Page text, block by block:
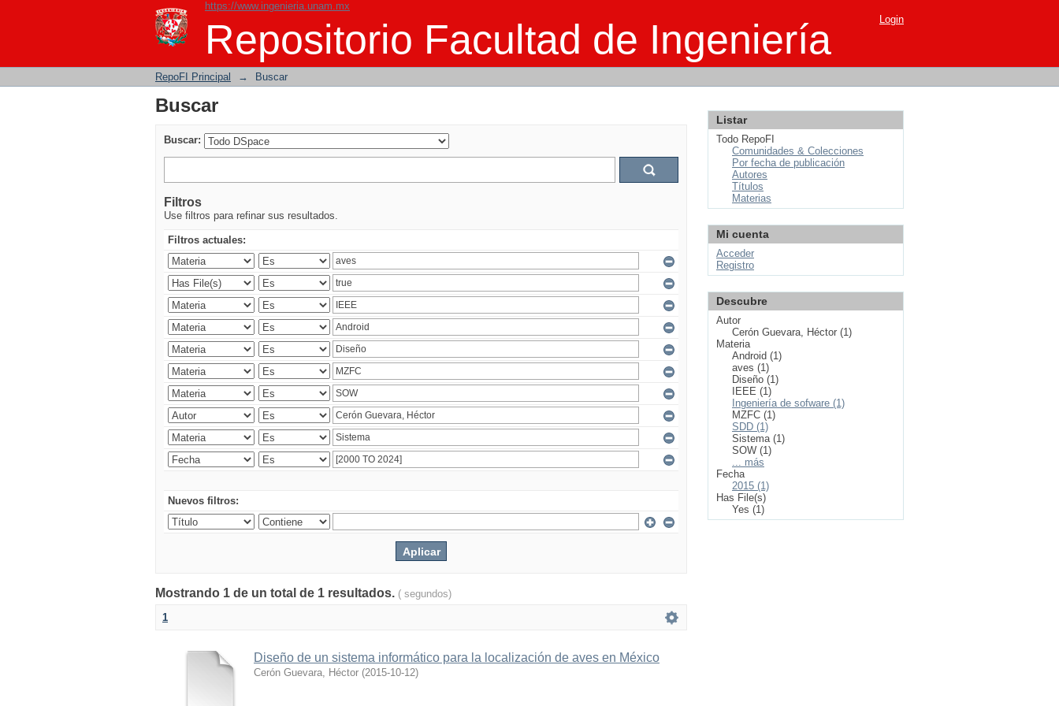
https://www.ingenieria.unam.mx
Repositorio Facultad de Ingeniería
Buscar Login
RepoFI Principal → Buscar
Buscar
Buscar:
Filtros
Use filtros para refinar sus resultados.
Filtros actuales:
Nuevos filtros:
Mostrando 1 de un total de 1 resultados. ( segundos)
1
Diseño de un sistema informático para la localización de aves en México
Cerón Guevara, Héctor (2015-10-12)
Listar
Todo RepoFI
Comunidades & Colecciones
Por fecha de publicación
Autores
Títulos
Materias
Mi cuenta
Acceder
Registro
Descubre
Autor
Cerón Guevara, Héctor (1)
Materia
Android (1)
aves (1)
Diseño (1)
IEEE (1)
Ingeniería de sofware (1)
MZFC (1)
SDD (1)
Sistema (1)
SOW (1)
... más
Fecha
2015 (1)
Has File(s)
Yes (1)